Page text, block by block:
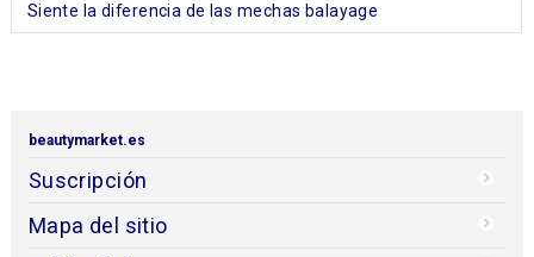
Siente la diferencia de las mechas balayage
beautymarket.es
Suscripción
Mapa del sitio